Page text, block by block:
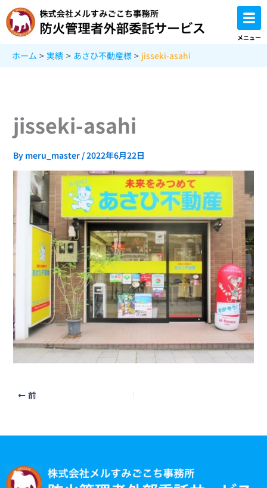
容
を
メニュー
ホーム 実績 あさひ不動産様 jisseki-asahi
jisseki-asahi
By meru_master /2022年6月22日
前